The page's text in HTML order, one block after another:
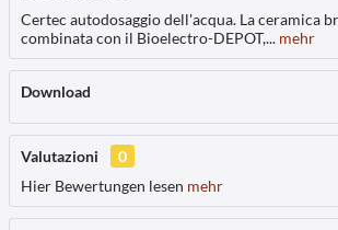
Certec autodosaggio dell'acqua. La ceramica
combinata con il Bioelectro-DEPOT,... mehr
Download
Valutazioni
0
Hier Bewertungen lesen mehr